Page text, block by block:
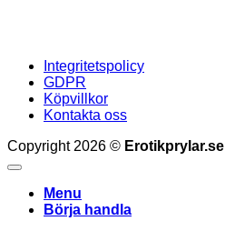
Integritetspolicy
GDPR
Köpvillkor
Kontakta oss
Copyright 2026 © Erotikprylar.se
Menu
Börja handla